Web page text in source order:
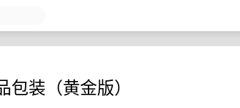
装（黄金版）